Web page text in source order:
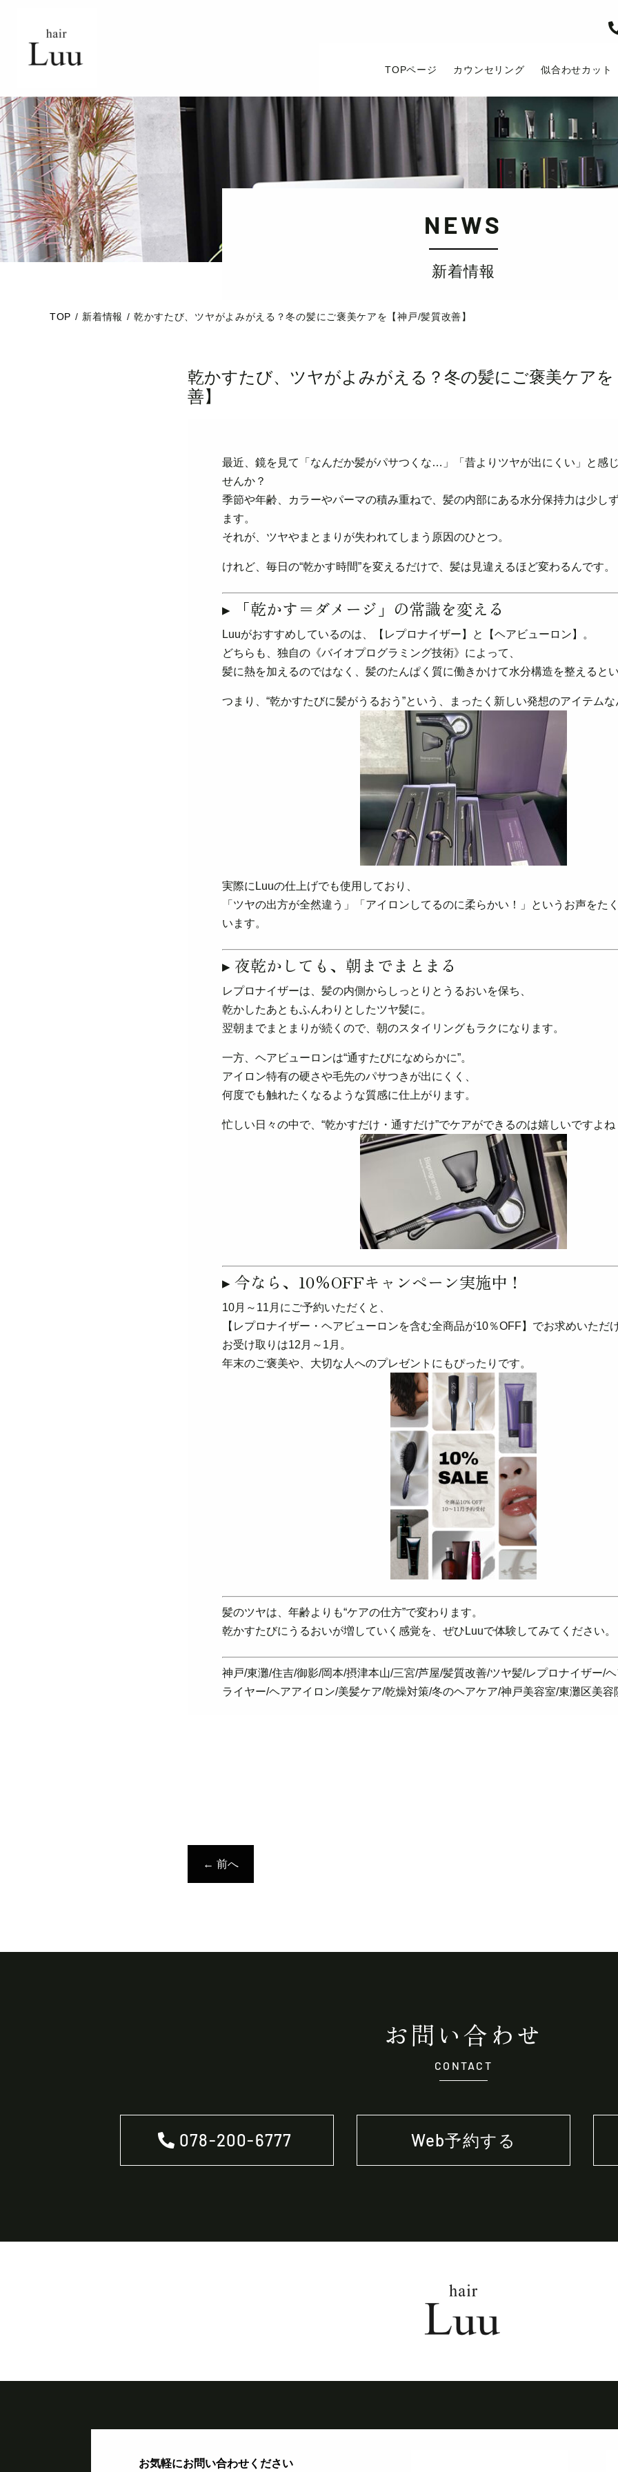
TOPページ カウンセリング 似合わせカット
NEWS
新着情報
TOP / 新着情報 / 乾かすたび、ツヤがよみがえる？冬の髪にご褒美ケアを【神戸/髪質改善】
乾かすたび、ツヤがよみがえる？冬の髪にご褒美ケア
善】
最近、鏡を見て「なんだか髪がパサつくな…」「昔よりツヤが出にくい」と感
せんか？
季節や年齢、カラーやパーマの積み重ねで、髪の内部にある水分保持力は少し
ます。
それが、ツヤやまとまりが失われてしまう原因のひとつ。
けれど、毎日の“乾かす時間”を変えるだけで、髪は見違えるほど変わるんです。
▸ 「乾かす＝ダメージ」の常識を変える
Luuがおすすめしているのは、【レプロナイザー】と【ヘアビューロン】。
どちらも、独自の《バイオプログラミング技術》によって、
髪に熱を加えるのではなく、髪のたんぱく質に働きかけて水分構造を整えると
つまり、“乾かすたびに髪がうるおう”という、まったく新しい発想のアイテム
実際にLuuの仕上げでも使用しており、
「ツヤの出方が全然違う」「アイロンしてるのに柔らかい！」というお声をた
います。
▸ 夜乾かしても、朝までまとまる
レプロナイザーは、髪の内側からしっとりとうるおいを保ち、
乾かしたあともふんわりとしたツヤ髪に。
翌朝までまとまりが続くので、朝のスタイリングもラクになります。
一方、ヘアビューロンは“通すたびになめらかに”。
アイロン特有の硬さや毛先のパサつきが出にくく、
何度でも触れたくなるような質感に仕上がります。
忙しい日々の中で、“乾かすだけ・通すだけ”でケアができるのは嬉しいですよね
▸ 今なら、10％OFFキャンペーン実施中！
10月～11月にご予約いただくと、
【レプロナイザー・ヘアビューロンを含む全商品が10％OFF】でお求めいただ
お受け取りは12月～1月。
年末のご褒美や、大切な人へのプレゼントにもぴったりです。
髪のツヤは、年齢よりも“ケアの仕方”で変わります。
乾かすたびにうるおいが増していく感覚を、ぜひLuuで体験してみてください。
神戸/東灘/住吉/御影/岡本/摂津本山/三宮/芦屋/髪質改善/ツヤ髪/レプロナイザー/
ライヤー/ヘアアイロン/美髪ケア/乾燥対策/冬のヘアケア/神戸美容室/東灘区美容
← 前へ
お問い合わせ
CONTACT
078-200-6777 Web予約する
お気軽にお問い合わせください